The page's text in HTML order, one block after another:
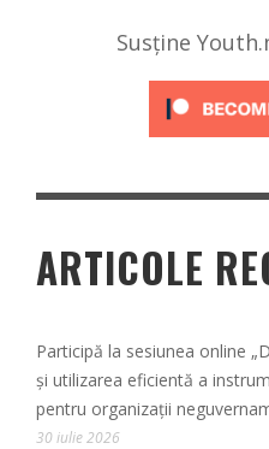
Susține
ARTICOLE
Participă la sesiunea online
și utilizarea eficientă a
pentru organizații
30 iulie 2026